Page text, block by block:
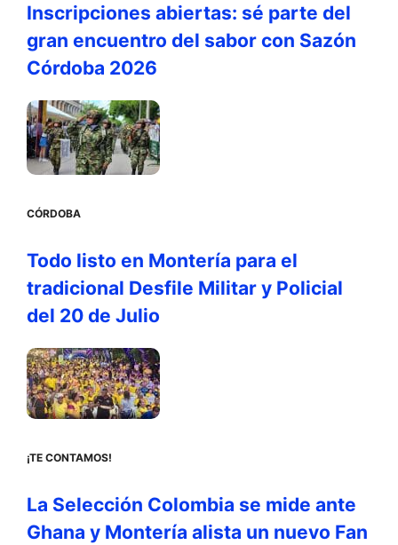
Inscripciones abiertas: sé parte del
gran encuentro del sabor con Sazón
Córdoba 2026
CÓRDOBA
Todo listo en Montería para el
tradicional Desfile Militar y Policial
del 20 de Julio
¡TE CONTAMOS!
La Selección Colombia se mide ante
Ghana y Montería alista un nuevo Fan